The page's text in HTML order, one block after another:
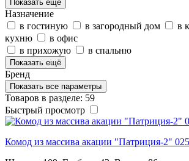
Показать ещё
Назначение
в гостиную
в загородный дом в
кухню
в офис
в прихожую
в спальню
Показать ещё
Бренд
Показать все параметры
Товаров в разделе: 59
Быстрый просмотр
Комод из массива акации "Патриция-2"